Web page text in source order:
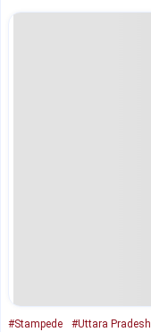
#Stampede #Uttara Pradesh